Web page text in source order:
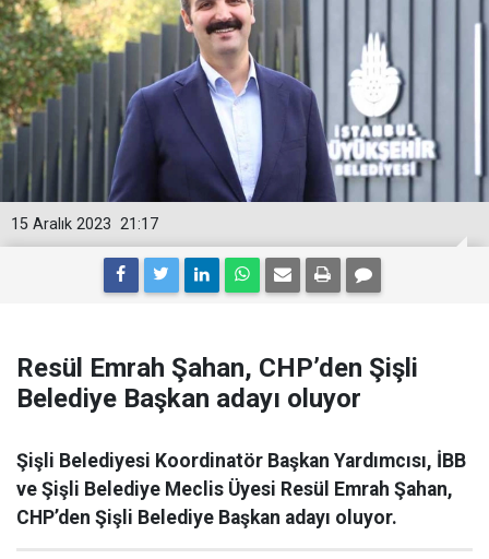
21:17
15 Aralık 2023
Resül Emrah Şahan, CHP’den Şişli
Belediye Başkan adayı oluyor
Şişli Belediyesi Koordinatör Başkan Yardımcısı, İBB
ve Şişli Belediye Meclis Üyesi Resül Emrah Şahan,
CHP’den Şişli Belediye Başkan adayı oluyor.